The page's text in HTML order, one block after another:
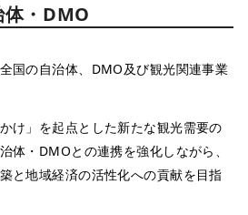
体・DMO
国の自治体、DMO及び観光関連事業
け」を起点とした新たな観光需要の
体・DMOとの連携を強化しながら、
と地域経済の活性化への貢献を目指